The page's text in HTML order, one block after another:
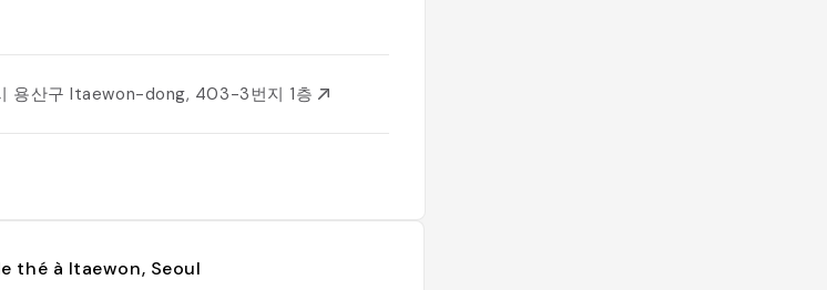
용산구 Itaewon-dong, 403-3번지 1층
thé à Itaewon, Seoul